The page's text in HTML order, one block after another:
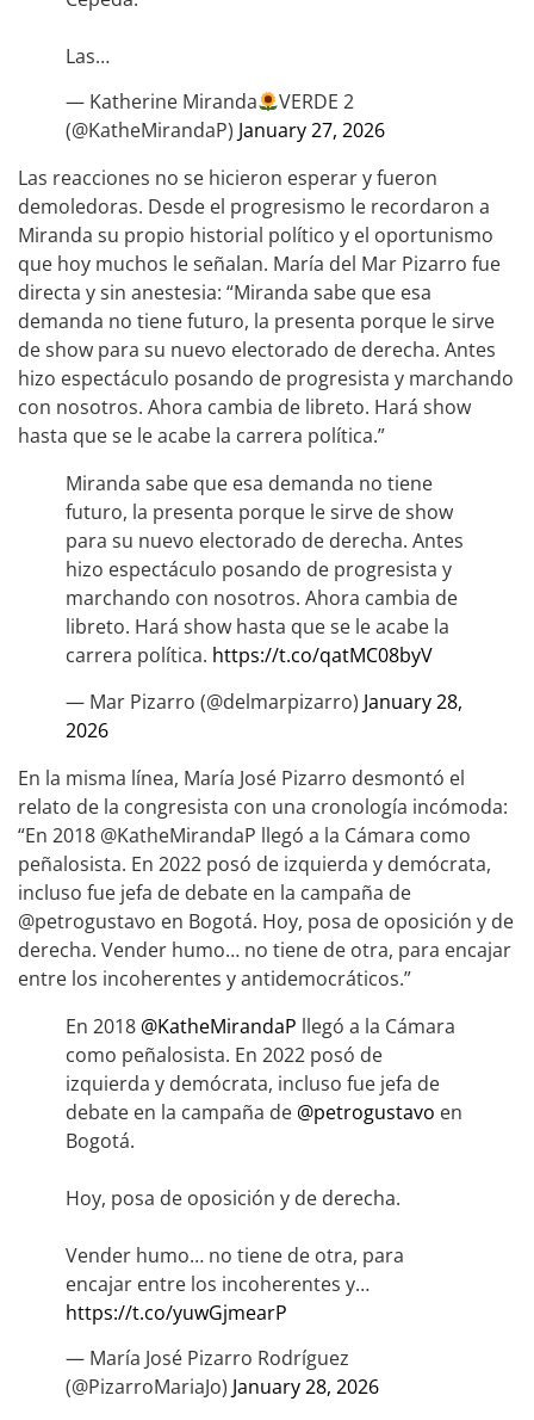
Las…
— Katherine Miranda
VERDE 2
(@KatheMirandaP) January 27, 2026
Las reacciones no se hicieron esperar y fueron
demoledoras. Desde el progresismo le recordaron a
Miranda su propio historial político y el oportunismo
que hoy muchos le señalan. María del Mar Pizarro fue
directa y sin anestesia: “Miranda sabe que esa
demanda no tiene futuro, la presenta porque le sirve
de show para su nuevo electorado de derecha. Antes
hizo espectáculo posando de progresista y marchando
con nosotros. Ahora cambia de libreto. Hará show
hasta que se le acabe la carrera política.”
Miranda sabe que esa demanda no tiene
futuro, la presenta porque le sirve de show
para su nuevo electorado de derecha. Antes
hizo espectáculo posando de progresista y
marchando con nosotros. Ahora cambia de
libreto. Hará show hasta que se le acabe la
carrera política. https://t.co/qatMC08byV
— Mar Pizarro (@delmarpizarro) January 28,
2026
En la misma línea, María José Pizarro desmontó el
relato de la congresista con una cronología incómoda:
“En 2018 @KatheMirandaP llegó a la Cámara como
peñalosista. En 2022 posó de izquierda y demócrata,
incluso fue jefa de debate en la campaña de
@petrogustavo en Bogotá. Hoy, posa de oposición y de
derecha. Vender humo… no tiene de otra, para encajar
entre los incoherentes y antidemocráticos.”
En 2018 @KatheMirandaP llegó a la Cámara
como peñalosista. En 2022 posó de
izquierda y demócrata, incluso fue jefa de
debate en la campaña de @petrogustavo en
Bogotá.
Hoy, posa de oposición y de derecha.
Vender humo… no tiene de otra, para
encajar entre los incoherentes y…
https://t.co/yuwGjmearP
— María José Pizarro Rodríguez
(@PizarroMariaJo) January 28, 2026